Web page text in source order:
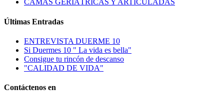
CAMAS GERIÁTRICAS Y ARTICULADAS
Últimas Entradas
ENTREVISTA DUERME 10
Si Duermes 10 " La vida es bella"
Consigue tu rincón de descanso
"CALIDAD DE VIDA"
Contáctenos en